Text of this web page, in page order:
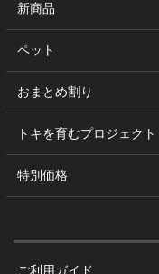
新商品
ペット
おまとめ割り
トキを育むプロジェクト
特別価格
ご利用ガイド